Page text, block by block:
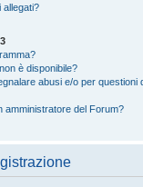
allegati?
è disponibile?
abusi e/o per questioni
amministratore del Forum?